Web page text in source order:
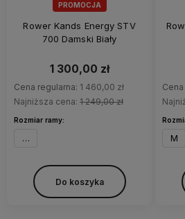
PROMOCJA
Rower Kands Energy STV
700 Damski Biały
1 300,00 zł
Cena regularna: 1 460,00 zł
Najniższa cena: 1 249,00 zł
Rozmiar ramy:
19"
Do koszyka
M